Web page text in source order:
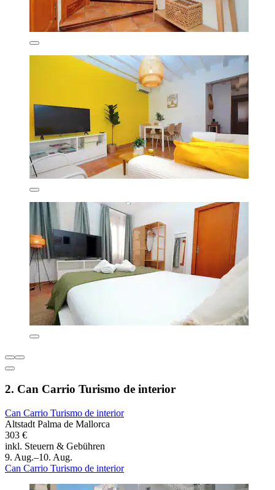
2. Can Carrio Turismo de interior
Can Carrio Turismo de interior
Altstadt Palma de Mallorca
303 €
inkl. Steuern & Gebühren
9. Aug.–10. Aug.
Can Carrio Turismo de interior